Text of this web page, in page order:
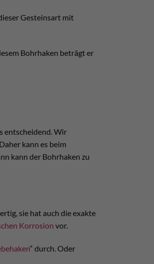
Gesteinsart mit
Bohrhaken beträgt er
entscheidend. Wir
kann es beim
kann der Bohrhaken zu
sie hat auch die exakte
Korrosion vor.
“ durch. Oder